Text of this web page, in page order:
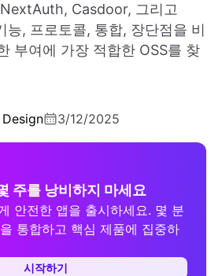
Casdoor, 그리고
능, 프로토콜, 통합, 장단점을 비
부여에 가장 적합한 OSS를 찾
3/12/2025
주를 낭비하지 마세요
안전한 앱을 출시하세요. 몇 분
통합하고 핵심 제품에 집중하
시작하기